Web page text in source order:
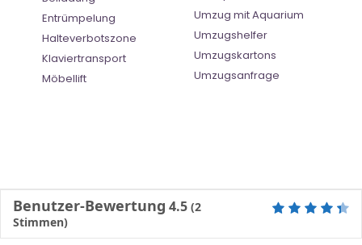
Entrümpelung
Halteverbotszone
Klaviertransport
Möbellift
Umzug mit Aquarium
Umzugshelfer
Umzugskartons
Umzugsanfrage
Benutzer-Bewertung 4.5 (2
Stimmen)